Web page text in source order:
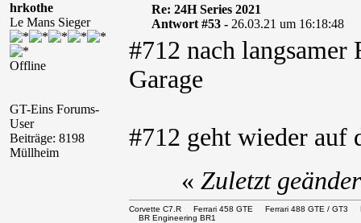
hrkothe
Le Mans Sieger
Offline
GT-Eins Forums-
User
Beiträge: 8198
Müllheim
Re: 24H Series 2021
Antwort #53 - 26.03.21 um 16:18:48
#712 nach
Garage
#712 geht wieder auf
« Zuletzt
Corvette C7.R Ferrari 458 GTE Ferrari 488 GTE /
BR Engineering BR1